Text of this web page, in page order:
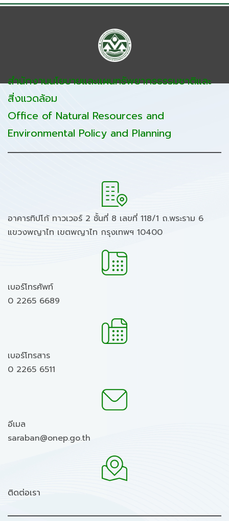
สำนักงานนโยบายและแผนทรัพยากรธรรมชาติและ
สิ่งแวดล้อม
Office of Natural Resources and
Environmental Policy and Planning
อาคารทิปโก้ ทาวเวอร์ 2 ชั้นที่ 8 เลขที่ 118/1 ถ.พระราม 6
แขวงพญาไท เขตพญาไท กรุงเทพฯ 10400
เบอร์โทรศัพท์
0 2265 6689
เบอร์โทรสาร
0 2265 6511
อีเมล
saraban@onep.go.th
ติดต่อเรา